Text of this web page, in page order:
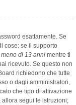
esattamente. Se
cose: se il supporto
di 13 anni mentre ti
ricevuto. Se questo non
richiedono che tutte
o dagli amministratori,
che tipo di attivazione
allora segui le istruzioni;